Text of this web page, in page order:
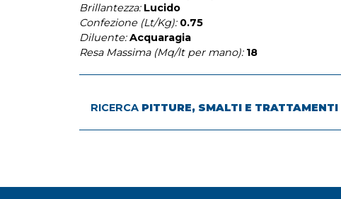
Brillantezza: Lucido
Confezione (Lt/Kg): 0.75
Diluente: Acquaragia
Resa Massima (Mq/lt per mano): 18
RICERCA PITTURE, SMALTI E TRATTAMENTI